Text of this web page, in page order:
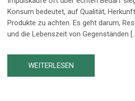
Konsum bedeutet, auf Qualität,
Produkte zu achten. Es geht darum,
und die Lebenszeit von Gegenständen
WEITERLESEN